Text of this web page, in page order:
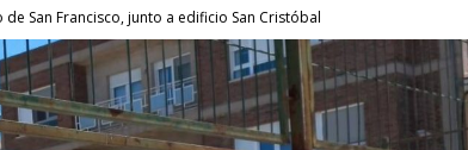
San Francisco, junto a edificio San Cristóbal